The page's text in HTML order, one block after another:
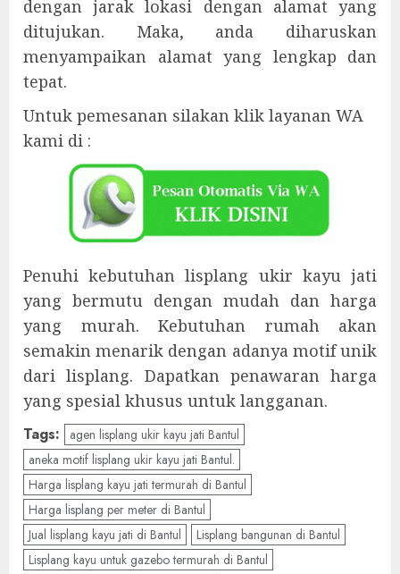
dengan jarak lokasi dengan alamat yang
ditujukan. Maka, anda diharuskan
menyampaikan alamat yang lengkap dan
tepat.
Untuk pemesanan silakan klik layanan WA
kami di :
Penuhi kebutuhan lisplang ukir kayu jati
yang bermutu dengan mudah dan harga
yang murah. Kebutuhan rumah akan
semakin menarik dengan adanya motif unik
dari lisplang. Dapatkan penawaran harga
yang spesial khusus untuk langganan.
Tags:
agen lisplang ukir kayu jati Bantul
aneka motif lisplang ukir kayu jati Bantul.
Harga lisplang kayu jati termurah di Bantul
Harga lisplang per meter di Bantul
Jual lisplang kayu jati di Bantul
Lisplang bangunan di Bantul
Lisplang kayu untuk gazebo termurah di Bantul